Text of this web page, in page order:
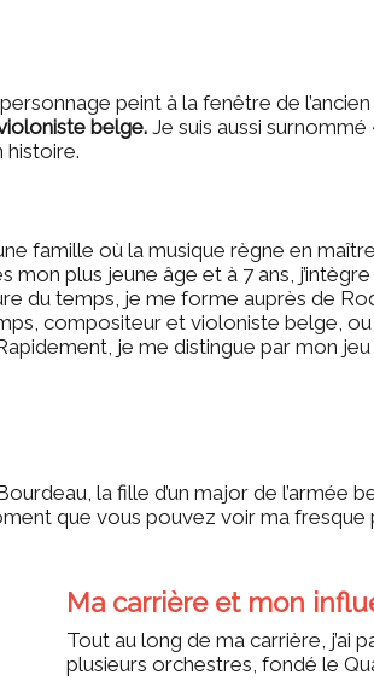
peint à la fenêtre de
belge.Je suis aussi surnommé
famille où la musique règne en
mon plus jeune âge et à 7 ans,
du temps, je me forme auprès de
compositeur et violoniste belge,
je me distingue par mon jeu
la fille d’un major de l’armée
que vous pouvez voir ma fresque
Ma carrière et mon
Tout au long de ma carrière, j’ai
plusieurs orchestres, fondé le